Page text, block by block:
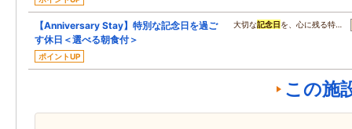
【Anniversary Stay】特別な記念日を過ご
す休日＜選べる朝食付＞
ポイントUP
大切な記念日 を、心に残る特…
この施